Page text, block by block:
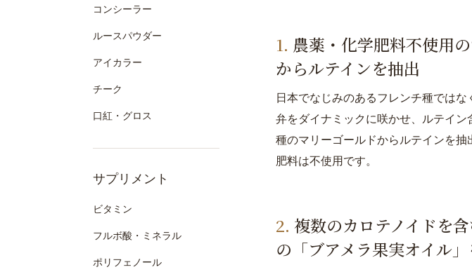
コンシーラー
ルースパウダー
アイカラー
チーク
口紅・グロス
サプリメント
ビタミン
フルボ酸・ミネラル
ポリフェノール
農薬・化学肥料不使用
からルテインを抽出
日本でなじみのあるフレンチ種では
弁をダイナミックに咲かせ、ルテイン
種のマリーゴールドからルテインを抽
肥料は不使用です。
複数のカロテノイドを
の「ブアメラ果実オイル